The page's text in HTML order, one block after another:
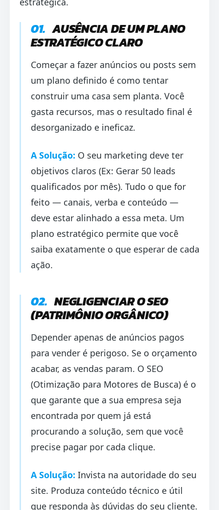
01. AUSÊNCIA DE UM PLANO
ESTRATÉGICO CLARO
Começar a fazer anúncios ou posts sem
um plano definido é como tentar
construir uma casa sem planta. Você
gasta recursos, mas o resultado final é
desorganizado e ineficaz.
A Solução: O seu marketing deve ter
objetivos claros (Ex: Gerar 50 leads
qualificados por mês). Tudo o que for
feito — canais, verba e conteúdo —
deve estar alinhado a essa meta. Um
plano estratégico permite que você
saiba exatamente o que esperar de cada
ação.
02. NEGLIGENCIAR O SEO
(PATRIMÔNIO ORGÂNICO)
Depender apenas de anúncios pagos
para vender é perigoso. Se o orçamento
acabar, as vendas param. O SEO
(Otimização para Motores de Busca) é o
que garante que a sua empresa seja
encontrada por quem já está
procurando a solução, sem que você
precise pagar por cada clique.
A Solução: Invista na autoridade do seu
site. Produza conteúdo técnico e útil
que responda às dúvidas do seu cliente.